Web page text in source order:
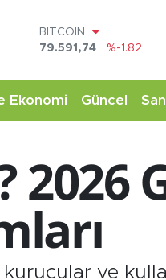
DOLAR
45,43620
%0.02
53,38690
%0.19
STERLİN
14.598,00
%0
BITCOIN
79.591,74
Ekonomi Güncel
2026
ve